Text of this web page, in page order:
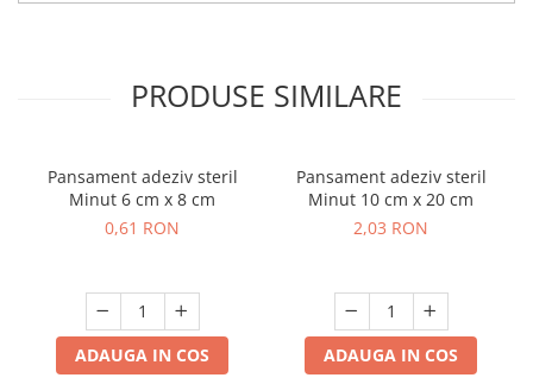
PRODUSE SIMILARE
Pansament adeziv steril
Minut 6 cm x 8 cm
0,61 RON
ADAUGA IN COS
Pansament adeziv steril
Minut 10 cm x 20 cm
2,03 RON
ADAUGA IN COS